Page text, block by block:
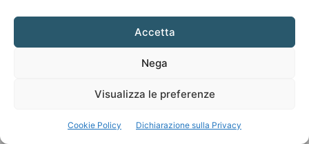
Accetta
Nega
Visualizza le preferenze
Cookie Policy Dichiarazione sulla Privacy